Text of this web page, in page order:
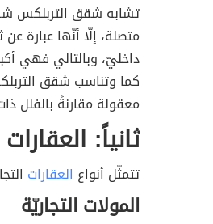
تشابه شقق التربلكس
متصلة، إلّا أنّها عبارة
داخليّ، وبالتالي فهي
كما وتناسب شقق
معقولة مقارنةً بالفلل
ثانياً:
تتمثّل أنواع العقارات
المولات التجاريّة